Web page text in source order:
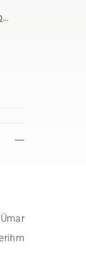
Ümar